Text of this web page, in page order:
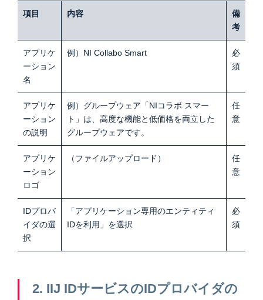
項目 内容
備
考
アプリケ
ーション
名
例）NI Collabo Smart
必
須
アプリケ
ーション
の説明
例）グループウェア「NIコラボ スマー
ト」は、高度な機能と低価格を両立した
グループウェアです。
任
意
アプリケ
ーション
ロゴ
（ファイルアップロード）
任
意
IDプロバ
イダの選
択
「アプリケーション専用のエンティティ
IDを利用」を選択
必
須
2. IIJ IDサービスのIDプロバイダの